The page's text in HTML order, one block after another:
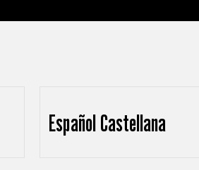
Español Castellana